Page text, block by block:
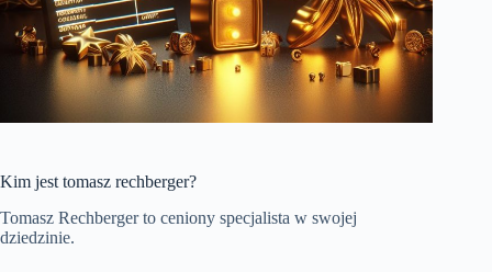
Kim jest tomasz rechberger?
Tomasz Rechberger to ceniony specjalista w swojej
dziedzinie.